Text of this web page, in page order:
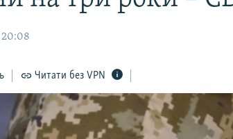
20:08
Читати без VPN